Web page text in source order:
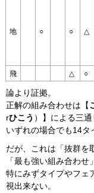
地 ○ ○ △
飛 △ ○
論より証拠。
正解の組み合わせは【
rひこう ）】による三通
いずれの場合でも14タ
だが、これは「抜群を
「最も強い組み合わせ
特にみずタイプやフェ
視出来ない。